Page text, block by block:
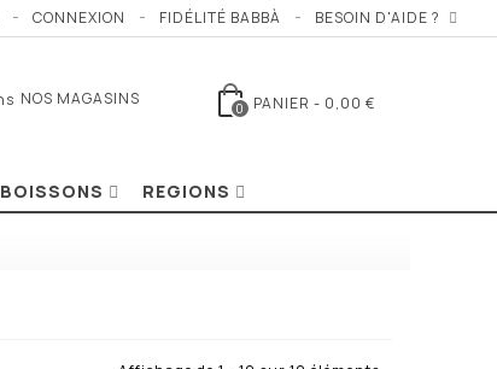
BESOIN D'AIDE ?
FIDÉLITÉ BABBÀ
CONNEXION
0 PANIER - 0,00 €
NOS MAGASINS
BOISSONS REGIONS